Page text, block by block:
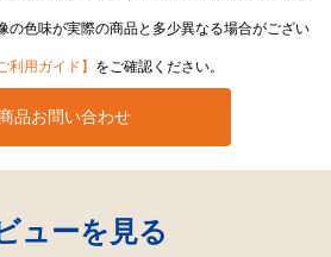
の色味が実際の商品と多少異なる場合がござい
利用ガイド】 をご確認ください。
品お問い合わせ
ューを見る